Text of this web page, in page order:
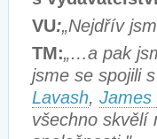
VU:„Nejdřív
TM:„…a pak
jsme se spojili
Lavash, James
všechno skvělí